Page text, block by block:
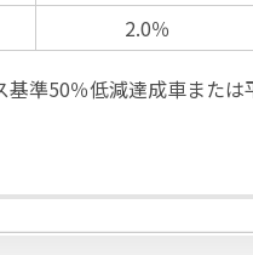
2.0％
50％低減達成車または